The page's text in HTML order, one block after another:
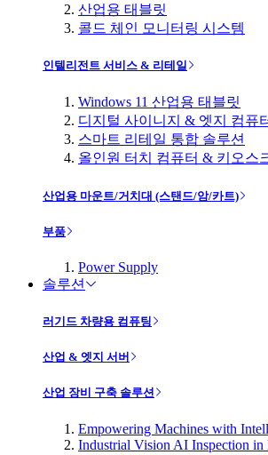
산업용 태블릿
콜드 체인 모니터링 시스템
인텔리전트 서비스 & 리테일
Windows 11 산업용 태블릿
디지털 사이니지 & 엣지 컴퓨
스마트 리테일 통합 솔루션
올인원 터치 컴퓨터 & 키오스
산업용 마운트/거치대 (스탠드/암/카트)
부품
Power Supply
솔루션
러기드 차량용 컴퓨팅
산업 & 엣지 서버
산업 장비 구축 솔루션
Empowering Machines with
Industrial Vision AI Inspection in